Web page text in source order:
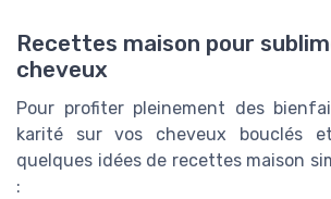
Recettes maison pour
cheveux
Pour profiter pleinement des
karité sur vos cheveux bouclés
quelques idées de recettes maison
: